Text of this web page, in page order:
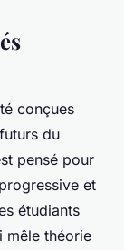
conçues
du
pensé pour
et
étudiants
mêle théorie